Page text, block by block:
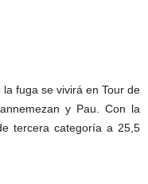
fuga se vivirá en Tour de
y Pau. Con la
tercera categoría a 25,5